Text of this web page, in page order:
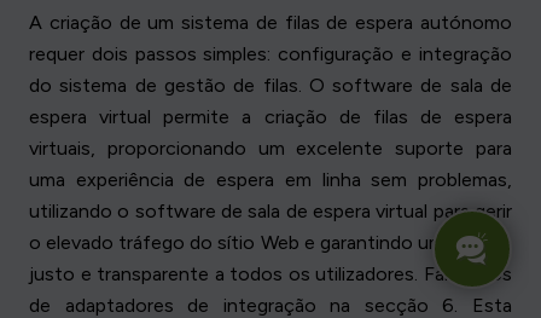
A criação de um sistema de filas de espera autónomo
requer dois passos simples: configuração e integração
do sistema de gestão de filas. O software de sala de
espera virtual permite a criação de filas de espera
virtuais, proporcionando um excelente suporte para
uma experiência de espera em linha sem problemas,
utilizando o software de sala de espera virtual para gerir
o elevado tráfego do sítio Web e garantindo um acesso
justo e transparente a todos os utilizadores. Falaremos
de adaptadores de integração na secção 6. Esta